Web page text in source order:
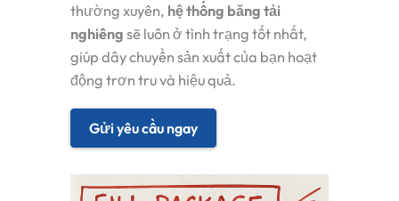
thường xuyên, hệ thống băng tải
nghiêng sẽ luôn ở tình trạng tốt nhất,
giúp dây chuyền sản xuất của bạn hoạt
động trơn tru và hiệu quả.
Gửi yêu cầu ngay